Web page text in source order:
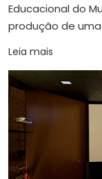
Educacional do
produção de
Leia mais